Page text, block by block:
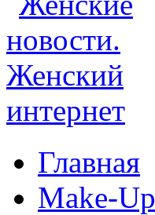
Главная
Make-Up